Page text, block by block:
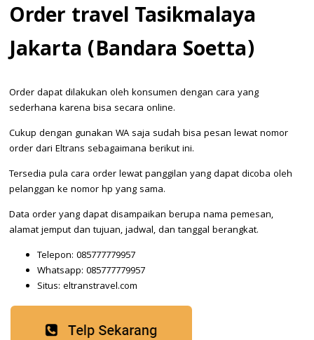
Order travel Tasikmalaya
Jakarta (Bandara Soetta)
Order dapat dilakukan oleh konsumen dengan cara yang
sederhana karena bisa secara online.
Cukup dengan gunakan WA saja sudah bisa pesan lewat nomor
order dari Eltrans sebagaimana berikut ini.
Tersedia pula cara order lewat panggilan yang dapat dicoba oleh
pelanggan ke nomor hp yang sama.
Data order yang dapat disampaikan berupa nama pemesan,
alamat jemput dan tujuan, jadwal, dan tanggal berangkat.
Telepon: 085777779957
Whatsapp: 085777779957
Situs: eltranstravel.com